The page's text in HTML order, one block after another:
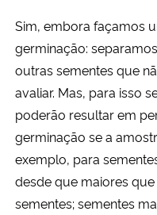
Ministério da Educação
Ministério da Cidadania
Ministério de Minas e Energia
Ministério da Ciência,
Sim, embora façamos
germinação:
outras sementes que
avaliar. Mas, para isso
poderão resultar em
germinação se a
exemplo, para
desde que maiores
sementes; sementes